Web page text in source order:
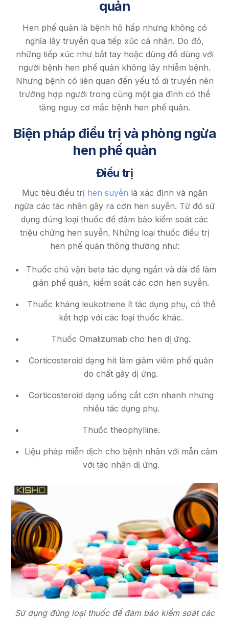
quản
Hen phế quản là bệnh hô hấp nhưng không có
nghĩa lây truyền qua tiếp xúc cá nhân. Do đó,
những tiếp xúc như bắt tay hoặc dùng đồ dùng với
người bệnh hen phế quản không lây nhiễm bệnh.
Nhưng bệnh có liên quan đến yếu tố di truyền nên
trường hợp người trong cùng một gia đình có thể
tăng nguy cơ mắc bệnh hen phế quản.
Biện pháp điều trị và phòng ngừa
hen phế quản
Điều trị
Mục tiêu điều trị hen suyễn là xác định và ngăn
ngừa các tác nhân gây ra cơn hen suyễn. Từ đó sử
dụng đúng loại thuốc để đảm bảo kiểm soát các
triệu chứng hen suyễn. Những loại thuốc điều trị
hen phế quản thông thường như:
Thuốc chủ vận beta tác dụng ngắn và dài để làm
giãn phế quản, kiểm soát các cơn hen suyễn.
Thuốc kháng leukotriene ít tác dụng phụ, có thể
kết hợp với các loại thuốc khác.
Thuốc Omalizumab cho hen dị ứng.
Corticosteroid dạng hít làm giảm viêm phế quản
do chất gây dị ứng.
Corticosteroid dạng uống cắt cơn nhanh nhưng
nhiều tác dụng phụ.
Thuốc theophylline.
Liệu pháp miễn dịch cho bệnh nhân với mẫn cảm
với tác nhân dị ứng.
Sử dụng đúng loại thuốc để đảm bảo kiểm soát các